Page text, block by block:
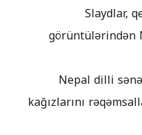
Slaydlar,
görüntülərindən
Nepal dilli
kağızlarını